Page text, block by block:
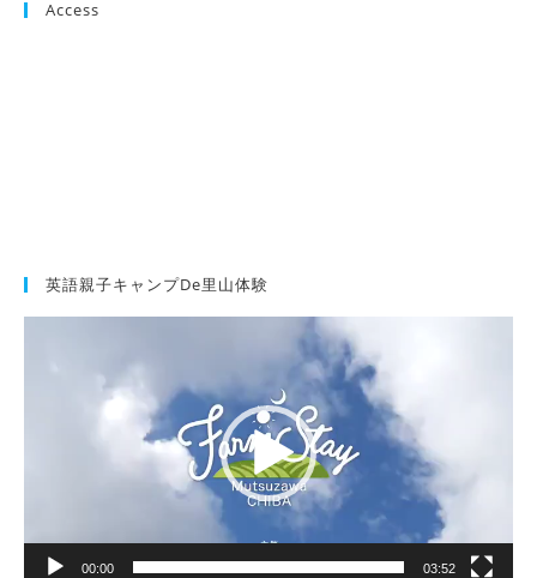
Access
英語親子キャンプde里山体験
00:00 03:52